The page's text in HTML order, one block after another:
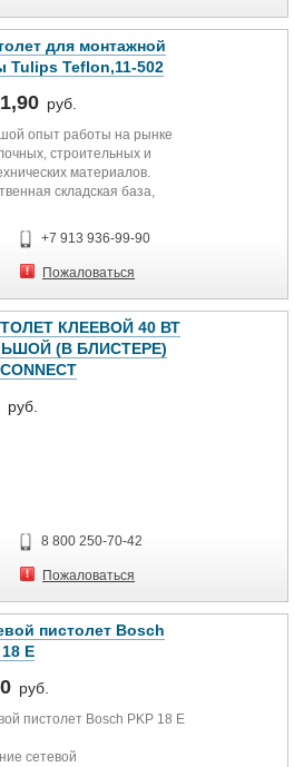
для монтажной
Tulips Teflon,11-502
руб.
опыт работы на рынке
строительных и
материалов.
складская база,
Собственный
Доставка по
и близлежащим
+7 913 936-99-90
Пожаловаться
КЛЕЕВОЙ 40 ВТ
(В БЛИСТЕРЕ)
руб.
8 800 250-70-42
Пожаловаться
пистолет Bosch
E
руб.
пистолет Bosch PKP 18 E
сетевой